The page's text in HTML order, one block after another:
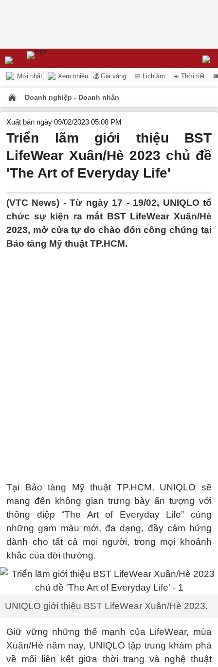
Mới nhất Xem nhiều 💰 Giá vàng 📅 Lịch âm ☀️ Thời tiết
Doanh nghiệp - Doanh nhân
Xuất bản ngày 09/02/2023 05:08 PM
Triển lãm giới thiệu BST
LifeWear Xuân/Hè 2023 chủ đề
'The Art of Everyday Life'
(VTC News) -Từ ngày 17 - 19/02, UNIQLO tổ
chức sự kiện ra mắt BST LifeWear Xuân/Hè
2023, mở cửa tự do chào đón công chúng tại
Bảo tàng Mỹ thuật TP.HCM.
Tại Bảo tàng Mỹ thuật TP.HCM, UNIQLO sẽ
mang đến không gian trưng bày ấn tượng với
thông điệp “The Art of Everyday Life” cùng
những gam màu mới, đa dạng, đầy cảm hứng
dành cho tất cả mọi người, trong mọi khoảnh
khắc của đời thường.
UNIQLO giới thiệu BST LifeWear Xuân/Hè 2023.
Giữ vững những thế mạnh của LifeWear, mùa
Xuân/Hè năm nay, UNIQLO tập trung khám phá
về mối liên kết giữa thời trang và nghệ thuật